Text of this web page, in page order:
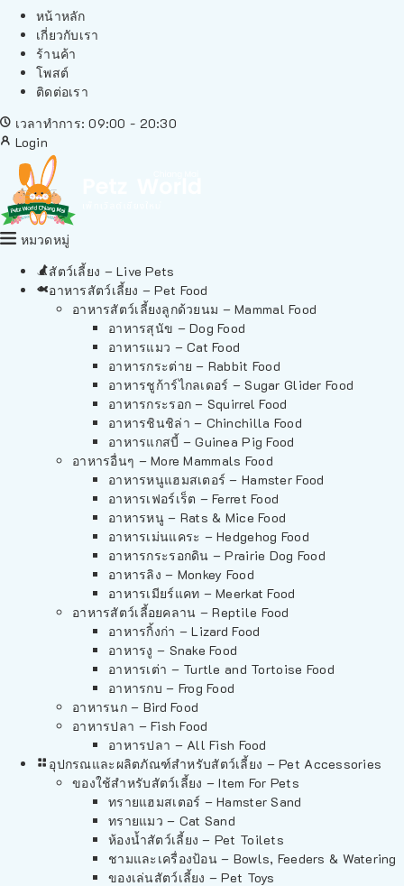
หน้าหลัก
เกี่ยวกับเรา
ร้านค้า
โพสต์
ติดต่อเรา
เวลาทำการ: 09:00 - 20:30
Login
หมวดหมู่
สัตว์เลี้ยง – Live Pets
อาหารสัตว์เลี้ยง – Pet Food
อาหารสัตว์เลี้ยงลูกด้วยนม – Mammal Food
อาหารสุนัข – Dog Food
อาหารแมว – Cat Food
อาหารกระต่าย – Rabbit Food
อาหารชูก้าร์ไกลเดอร์ – Sugar Glider Food
อาหารกระรอก – Squirrel Food
อาหารชินชิล่า – Chinchilla Food
อาหารแกสบี้ – Guinea Pig Food
อาหารอื่นๆ – More Mammals Food
อาหารหนูแฮมสเตอร์ – Hamster Food
อาหารเฟอร์เร็ต – Ferret Food
อาหารหนู – Rats & Mice Food
อาหารเม่นแคระ – Hedgehog Food
อาหารกระรอกดิน – Prairie Dog Food
อาหารลิง – Monkey Food
อาหารเมียร์แคท – Meerkat Food
อาหารสัตว์เลี้อยคลาน – Reptile Food
อาหารกิ้งก่า – Lizard Food
อาหารงู – Snake Food
อาหารเต่า – Turtle and Tortoise Food
อาหารกบ – Frog Food
อาหารนก – Bird Food
อาหารปลา – Fish Food
อาหารปลา – All Fish Food
อุปกรณและผลิตภัณฑ์สำหรับสัตว์เลี้ยง – Pet Accessories
ของใช้สำหรับสัตว์เลี้ยง – Item For Pets
ทรายแฮมสเตอร์ – Hamster Sand
ทรายแมว – Cat Sand
ห้องน้ำสัตว์เลี้ยง – Pet Toilets
ชามและเครื่องป้อน – Bowls, Feeders & Watering
ของเล่นสัตว์เลี้ยง – Pet Toys